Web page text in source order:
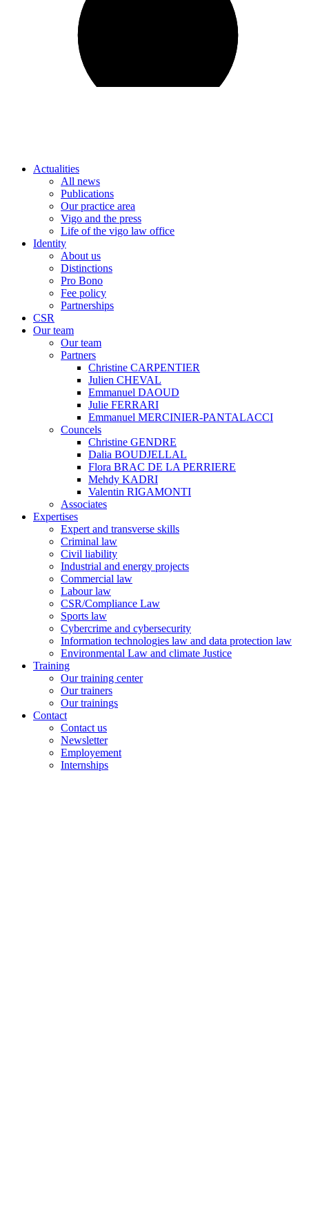
Actualities
All news
Publications
Our practice area
Vigo and the press
Life of the vigo law office
Identity
About us
Distinctions
Pro Bono
Fee policy
Partnerships
CSR
Our team
Our team
Partners
Christine CARPENTIER
Julien CHEVAL
Emmanuel DAOUD
Julie FERRARI
Emmanuel MERCINIER-PANTALACCI
Councels
Christine GENDRE
Dalia BOUDJELLAL
Flora BRAC DE LA PERRIERE
Mehdy KADRI
Valentin RIGAMONTI
Associates
Expertises
Expert and transverse skills
Criminal law
Civil liability
Industrial and energy projects
Commercial law
Labour law
CSR/Compliance Law
Sports law
Cybercrime and cybersecurity
Information technologies law and data protection law
Environmental Law and climate Justice
Training
Our training center
Our trainers
Our trainings
Contact
Contact us
Newsletter
Employement
Internships